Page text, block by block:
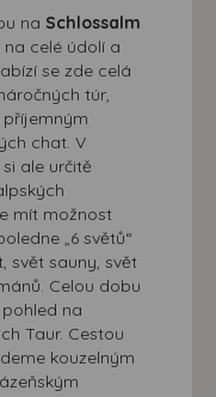
na Schlossalm
celé údolí a
se zde celá
túr,
chat. V
ale určitě
mít možnost
„6 světů“
svět sauny, svět
Celou dobu
na
Taur. Cestou
kouzelným